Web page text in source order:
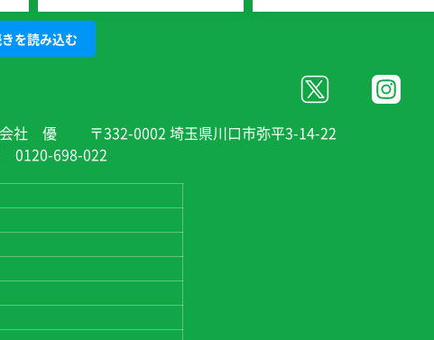
を読み込む
社 優
〒332-0002 埼玉県川口市弥平3-14-22
0120-698-022